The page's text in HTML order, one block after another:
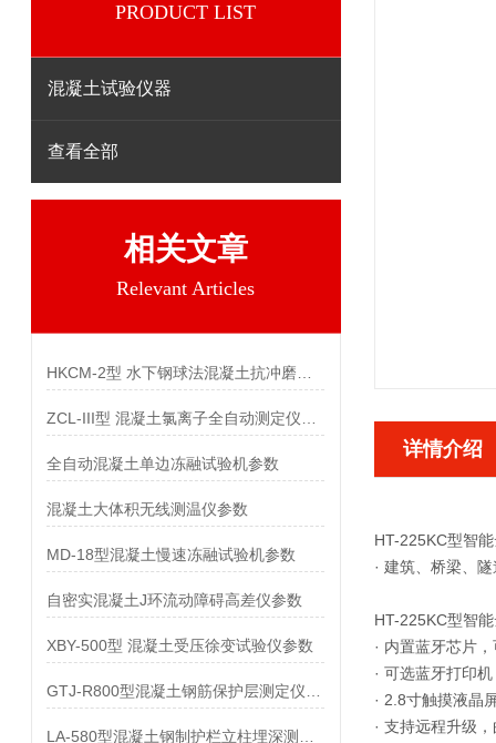
PRODUCT LIST
混凝土试验仪器
查看全部
相关文章
Relevant Articles
全自动混凝土单边冻融试验机参数
混凝土大体积无线测温仪参数
MD-18型混凝土慢速冻融试验机参数
自密实混凝土J环流动障碍高差仪参数
XBY-500型 混凝土受压徐变试验仪参数
详情介绍
HT-225KC型智
· 建筑、桥梁、
HT-225KC型智
· 内置蓝牙芯片
· 可选蓝牙打印
· 2.8寸触摸液晶
· 支持远程升级